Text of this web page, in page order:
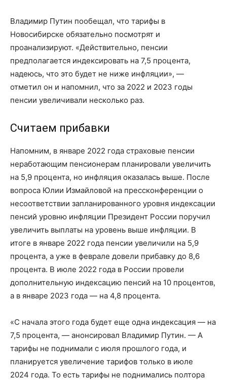
Владимир Путин пообещал, что тарифы в
Новосибирске обязательно посмотрят и
проанализируют. «Действительно, пенсии
предполагается индексировать на 7,5 процента,
надеюсь, что это будет не ниже инфляции», —
отметил он и напомнил, что за 2022 и 2023 годы
пенсии увеличивали несколько раз.
Считаем прибавки
Напомним, в январе 2022 года страховые пенсии
неработающим пенсионерам планировали увеличить
на 5,9 процента, но инфляция оказалась выше. После
вопроса Юлии Измайловой на пресс­конференции о
несоответствии запланированного уровня индексации
пенсий уровню инфляции Президент России поручил
увеличить выплаты на уровень выше инфляции. В
итоге в январе 2022 года пенсии увеличили на 5,9
процента, а уже в феврале довели прибавку до 8,6
процента. В июле 2022 года в России провели
дополнительную индексацию пенсий на 10 процентов,
а в январе 2023 года — на 4,8 процента.
«С начала этого года будет еще одна индексация — на
7,5 процента, — анонсировал Владимир Путин. — А
тарифы не поднимали с июля прошлого года, и
планируется увеличение тарифов только в июле
2024 года. То есть тарифы не поднимались полтора